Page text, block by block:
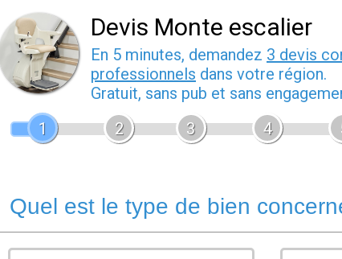
Devis Monte escalier
En 5 minutes, demandez 3 devis
professionnels dans votre région.
Gratuit, sans pub et sans
1
2 3 4
Quel est le type de bien